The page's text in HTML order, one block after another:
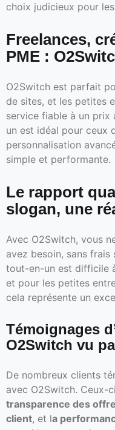
choix judicieux pour
Freelances,
PME :
O2Switch est parfait
de sites, et les petites
service fiable à un
un est idéal pour ceux
personnalisation
simple et performante.
Le rapport
slogan, une
Avec O2Switch, vous
avez besoin, sans frais
tout-en-un est difficile
et pour les petites
cela représente un
Témoignages
O2Switch vu
De nombreux clients
avec O2Switch. Ceux-
transparence des
client, et la